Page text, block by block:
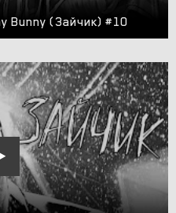
(Зайчик) #10